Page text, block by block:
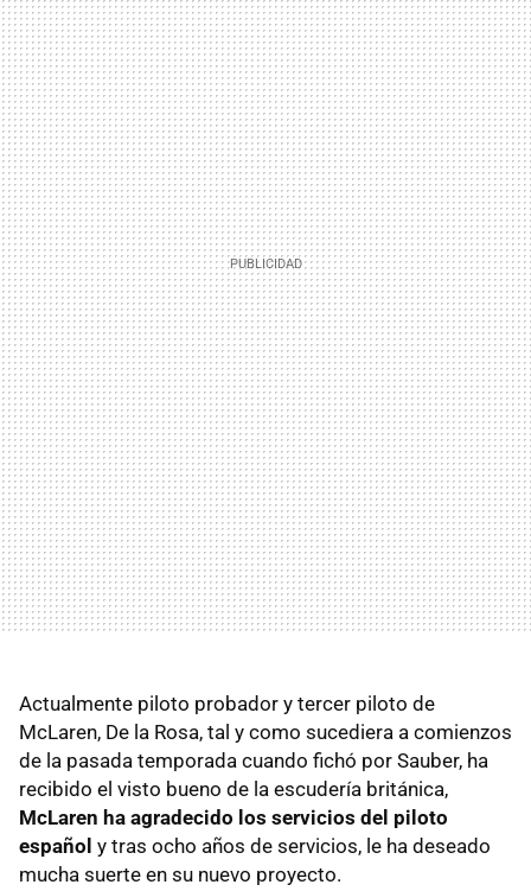
Actualmente piloto probador y tercer piloto de
McLaren, De la Rosa, tal y como sucediera a comienzos
de la pasada temporada cuando fichó por Sauber, ha
recibido el visto bueno de la escudería británica,
McLaren ha agradecido los servicios del piloto
español y tras ocho años de servicios, le ha deseado
mucha suerte en su nuevo proyecto.